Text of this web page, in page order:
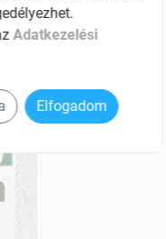
Adatkezelési
Elfogadom